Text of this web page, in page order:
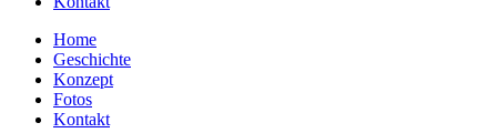
Home
Geschichte
Konzept
Fotos
Kontakt